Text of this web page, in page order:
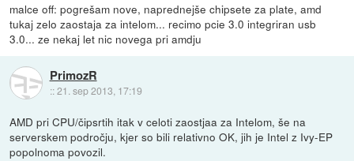
malce off: pogrešam nove, naprednejše chipsete za plate, amd
tukaj zelo zaostaja za intelom... recimo pcie 3.0 integriran usb
3.0... ze nekaj let nic novega pri amdju
PrimozR
::21. sep 2013, 17:19
AMD pri CPU/čipsrtih itak v celoti zaostjaa za Intelom, še na
serverskem področju, kjer so bili relativno OK, jih je Intel z Ivy-EP
popolnoma povozil.